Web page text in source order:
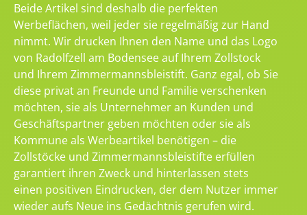
Beide Artikel sind deshalb die perfekten
Werbeflächen, weil jeder sie regelmäßig zur Hand
nimmt. Wir drucken Ihnen den Name und das Logo
von Radolfzell am Bodensee auf Ihrem Zollstock
und Ihrem Zimmermannsbleistift. Ganz egal, ob Sie
diese privat an Freunde und Familie verschenken
möchten, sie als Unternehmer an Kunden und
Geschäftspartner geben möchten oder sie als
Kommune als Werbeartikel benötigen – die
Zollstöcke und Zimmermannsbleistifte erfüllen
garantiert ihren Zweck und hinterlassen stets
einen positiven Eindrucken, der dem Nutzer immer
wieder aufs Neue ins Gedächtnis gerufen wird.